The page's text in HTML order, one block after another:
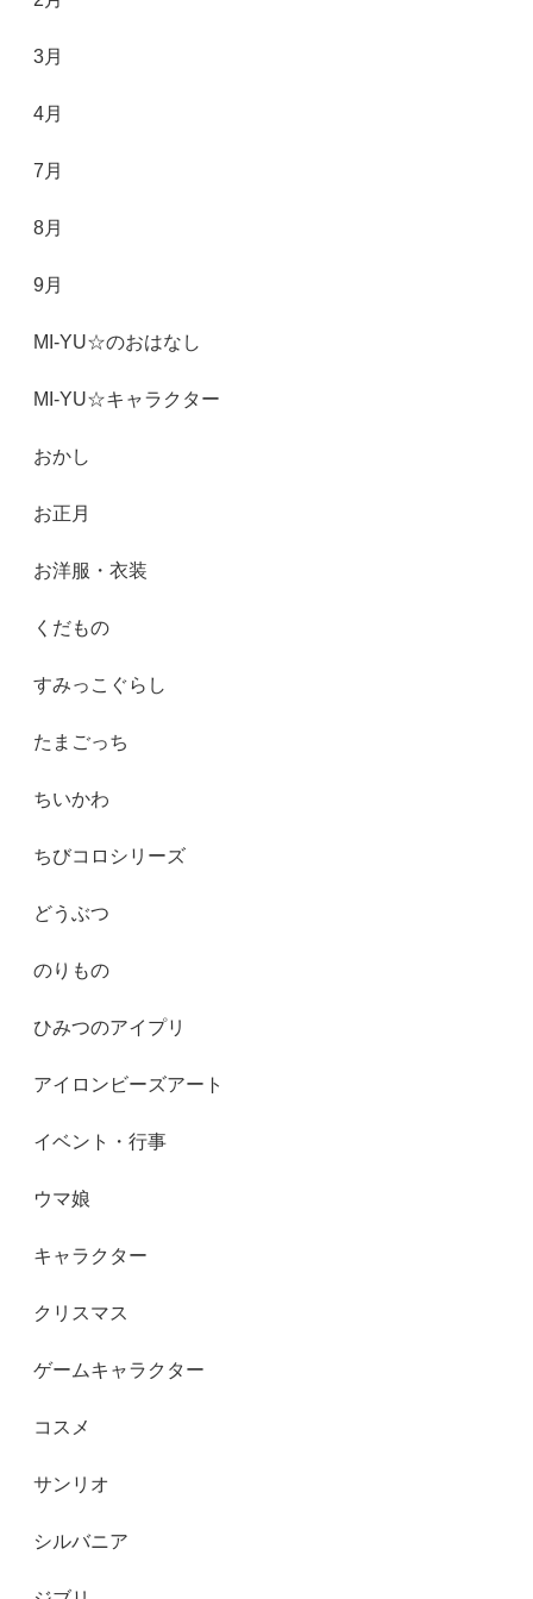
3月
4月
7月
8月
9月
MI-YU☆のおはなし
MI-YU☆キャラクター
おかし
お正月
お洋服・衣装
くだもの
すみっこぐらし
たまごっち
ちいかわ
ちびコロシリーズ
どうぶつ
のりもの
ひみつのアイプリ
アイロンビーズアート
イベント・行事
ウマ娘
キャラクター
クリスマス
ゲームキャラクター
コスメ
サンリオ
シルバニア